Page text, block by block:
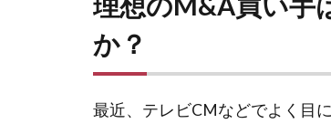
か？
最近、テレビCMなどでよく目